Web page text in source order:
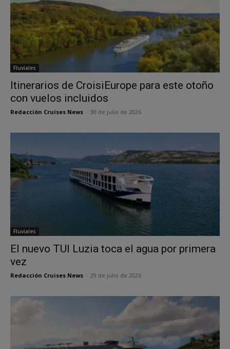
Fluviales
Itinerarios de CroisiEurope para este otoño
con vuelos incluidos
Redacción Cruises News 30 de julio de 2026
Fluviales
El nuevo TUI Luzia toca el agua por primera
vez
Redacción Cruises News 29 de julio de 2026